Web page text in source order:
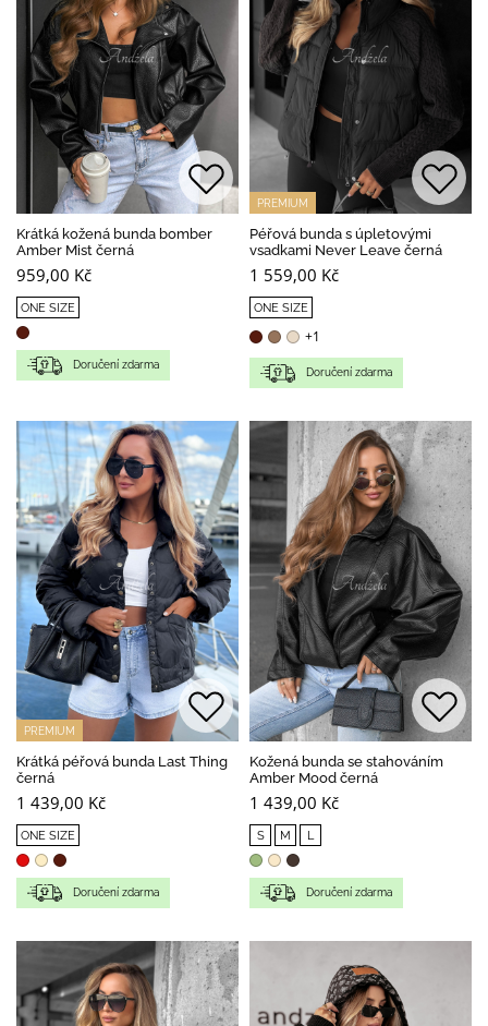
Krátká kožená bunda bomber
Amber Mist černá
959,00 Kč
ONE SIZE
Doručení zdarma
PREMIUM
Péřová bunda s úpletovými
vsadkami Never Leave černá
1 559,00 Kč
ONE SIZE
+1
Doručení zdarma
PREMIUM
Krátká péřová bunda Last Thing
černá
1 439,00 Kč
ONE SIZE
Doručení zdarma
Kožená bunda se stahováním
Amber Mood černá
1 439,00 Kč
S M L
Doručení zdarma